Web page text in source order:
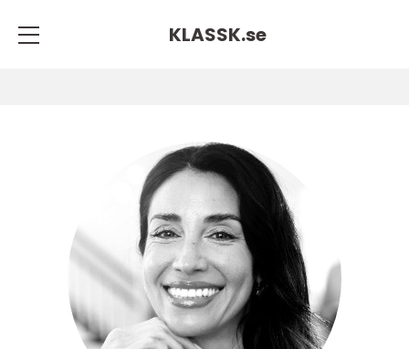
KLASSK.se